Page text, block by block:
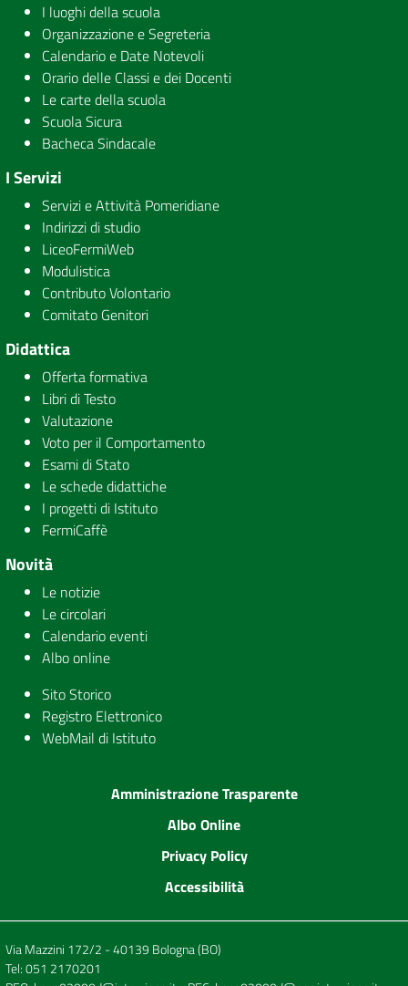
I luoghi della scuola
Organizzazione e Segreteria
Calendario e Date Notevoli
Orario delle Classi e dei Docenti
Le carte della scuola
Scuola Sicura
Bacheca Sindacale
I Servizi
Servizi e Attività Pomeridiane
Indirizzi di studio
LiceoFermiWeb
Modulistica
Contributo Volontario
Comitato Genitori
Didattica
Offerta formativa
Libri di Testo
Valutazione
Voto per il Comportamento
Esami di Stato
Le schede didattiche
I progetti di Istituto
FermiCaffè
Novità
Le notizie
Le circolari
Calendario eventi
Albo online
Sito Storico
Registro Elettronico
WebMail di Istituto
Amministrazione Trasparente
Albo Online
Privacy Policy
Accessibilità
Via Mazzini 172/2 - 40139 Bologna (BO)
Tel:051 2170201